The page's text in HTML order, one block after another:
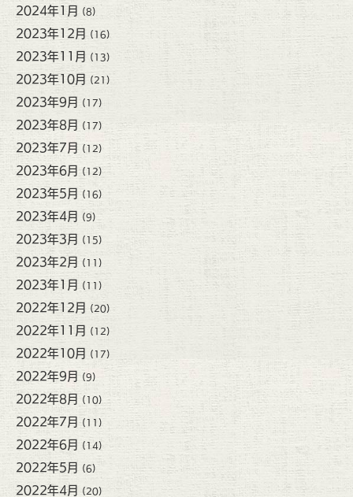
2024年1月 (8)
2023年12月 (16)
2023年11月 (13)
2023年10月 (21)
2023年9月 (17)
2023年8月 (17)
2023年7月 (12)
2023年6月 (12)
2023年5月 (16)
2023年4月 (9)
2023年3月 (15)
2023年2月 (11)
2023年1月 (11)
2022年12月 (20)
2022年11月 (12)
2022年10月 (17)
2022年9月 (9)
2022年8月 (10)
2022年7月 (11)
2022年6月 (14)
2022年5月 (6)
2022年4月 (20)